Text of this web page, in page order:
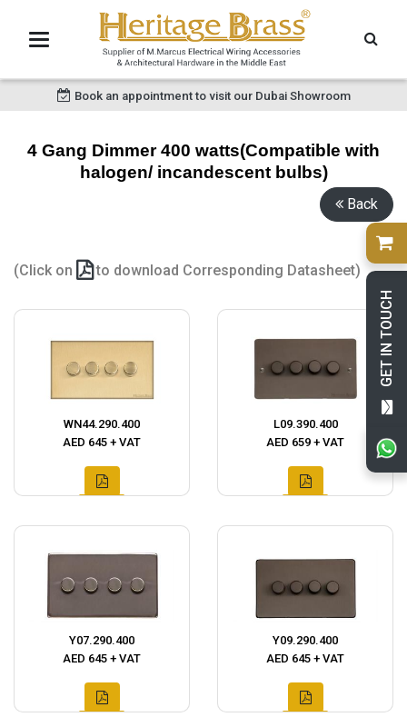
GET IN TOUCH
Book an appointment to visit our Dubai Showroom
4 Gang Dimmer 400 watts(Compatible with
halogen/ incandescent bulbs)
Back
(Click on to download Corresponding Datasheet)
WN44.290.400
AED 645 + VAT
L09.390.400
AED 659 + VAT
Y07.290.400
AED 645 + VAT
Y09.290.400
AED 645 + VAT